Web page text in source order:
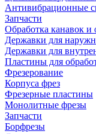
Антивибрационные
Запчасти
Обработка канавок и
Державки для
Державки для
Пластины для
Фрезерование
Корпуса фрез
Фрезерные пластины
Монолитные фрезы
Запчасти
Борфрезы